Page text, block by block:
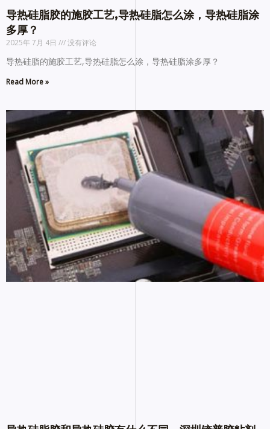
导热硅脂胶的施胶工艺,导热硅脂怎么涂，导热硅脂涂
多厚？
2025年 7月 4日 没有评论
导热硅脂的施胶工艺,导热硅脂怎么涂，导热硅脂涂多厚？
Read More »